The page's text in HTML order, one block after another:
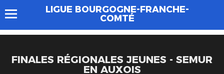
LIGUE BOURGOGNE-FRANCHE-
COMTÉ
FINALES RÉGIONALES JEUNES - SEMUR
EN AUXOIS